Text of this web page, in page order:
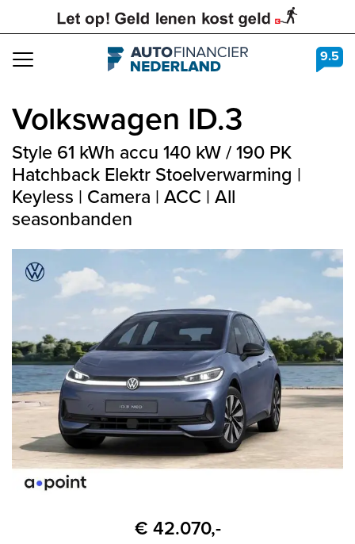
Navigation 9.5
Volkswagen ID.3
Style 61 kWh accu 140 kW / 190 PK
Hatchback Elektr Stoelverwarming |
Keyless | Camera | ACC | All
seasonbanden
€ 42.070,-